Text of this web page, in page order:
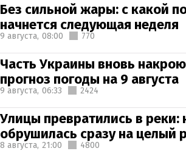
Без сильной жары: с какой
начнется следующая неделя
9 августа, 08:00 770
Часть Украины вновь
прогноз погоды на 9 августа
9 августа, 06:33 2424
Улицы превратились в реки:
обрушилась сразу на целый
8 августа, 21:00 4800